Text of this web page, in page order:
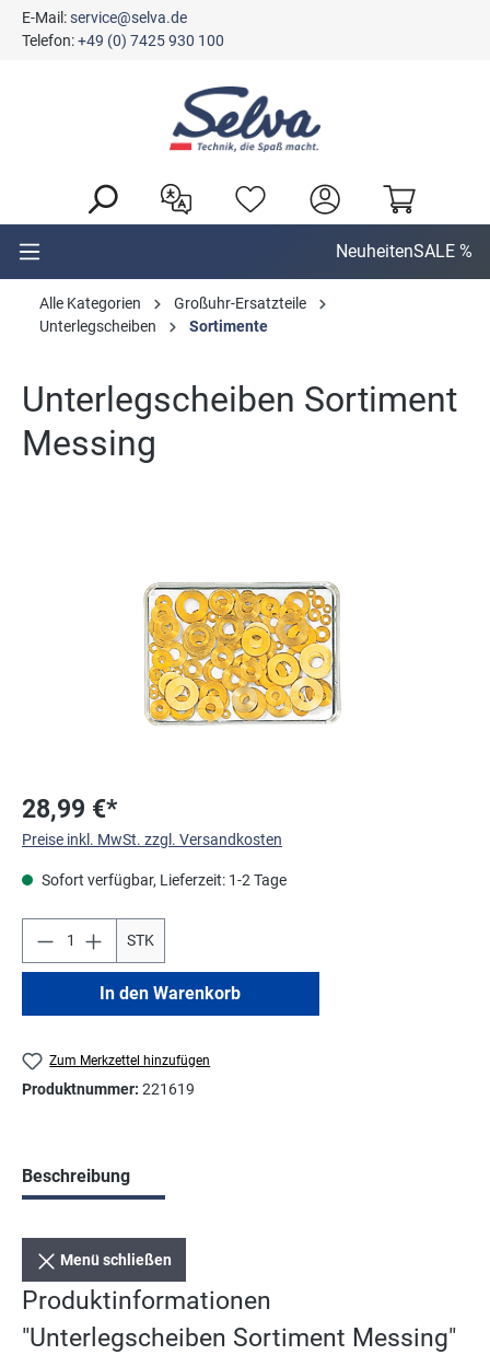
springen
E-Mail:service@selva.de
Telefon:+49 (0) 7425 930 100
NeuheitenSALE %
Alle Kategorien
Großuhr-Ersatzteile
Unterlegscheiben
Sortimente
Unterlegscheiben Sortiment
Messing
28,99 €*
Preise inkl. MwSt. zzgl. Versandkosten
Sofort verfügbar, Lieferzeit: 1-2 Tage
STK
In den Warenkorb
Zum Merkzettel hinzufügen
Produktnummer: 221619
Beschreibung
Menü schließen
Produktinformationen
"Unterlegscheiben Sortiment Messing"